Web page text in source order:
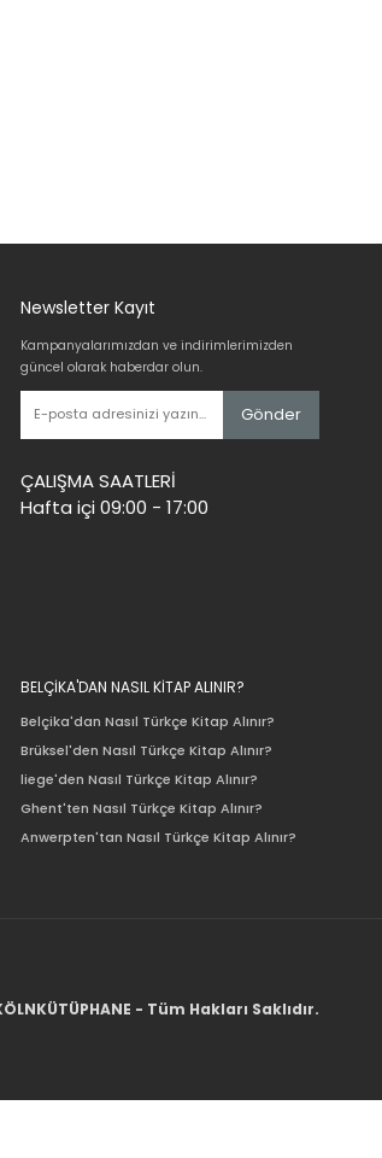
Newsletter Kayıt
Kampanyalarımızdan ve indirimlerimizden
güncel olarak haberdar olun.
Gönder
ÇALIŞMA SAATLERİ
Hafta içi 09:00 - 17:00
BELÇİKA'DAN NASIL KİTAP ALINIR?
Belçika'dan Nasıl Türkçe Kitap Alınır?
Brüksel'den Nasıl Türkçe Kitap Alınır?
liege'den Nasıl Türkçe Kitap Alınır?
Ghent'ten Nasıl Türkçe Kitap Alınır?
Anwerpten'tan Nasıl Türkçe Kitap Alınır?
- Tüm Hakları Saklıdır.